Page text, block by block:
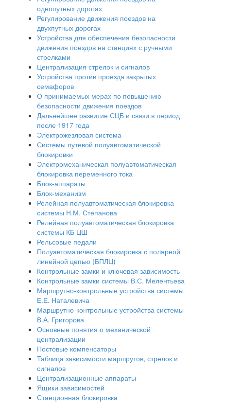
однопутных дорогах
Регулирование движения поездов на
двухпутных дорогах
Устройства для обеспечения безопасности
движения поездов на станциях с ручными
стрелками
Централизация стрелок и сигналов
Устройства против проезда закрытых
семафоров
О принимаемых мерах по повышению
безопасности движения поездов
Дальнейшее развитие СЦБ и связи в период
после 1917 года
Электрожезловая система
Системы путевой полуавтоматической
блокировки
Электромеханическая полуавтоматическая
блокировка переменного тока
Блок-аппараты
Блок-механизм
Релейная полуавтоматическая блокировка
системы Н.М. Степанова
Релейная полуавтоматическая блокировка
системы КБ ЦШ
Рельсовые педали
Полуавтоматическая блокировка с полярной
линейной цепью (БПЛЦ)
Контрольные замки и ключевая зависимость
Контрольные замки системы В.С. Мелентьева
Маршрутно-контрольные устройства системы
Е.Е. Наталевича
Маршрутно-контрольные устройства системы
В.А. Григорова
Основные понятия о механической
централизации
Постовые компенсаторы
Таблица зависимости маршрутов, стрелок и
сигналов
Централизационные аппараты
Ящики зависимостей
Станционная блокировка